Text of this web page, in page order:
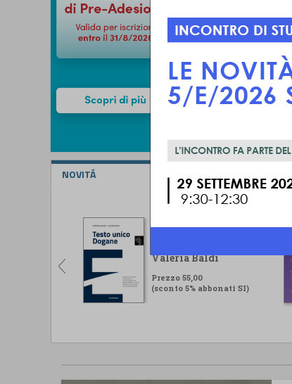
NOVITÁ
Valeria Baldi
Prezzo 55,00
(sconto 5% abbonati SI)